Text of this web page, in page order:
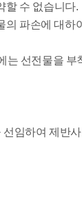
할 수 없습니다.
파손에 대하
는 선전물을 부
임하여 제반